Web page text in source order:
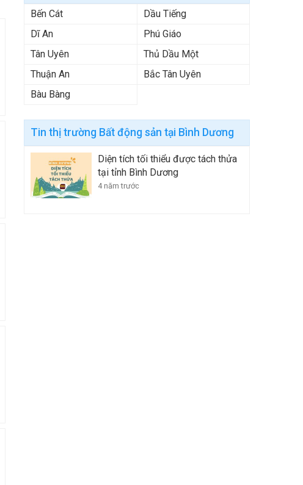
Bến Cát
Dầu Tiếng
Dĩ An
Phú Giáo
Tân Uyên
Thủ Dầu Một
Thuận An
Bắc Tân Uyên
Bàu Bàng
Tin thị trường Bất động sản tại Bình Dương
Diện tích tối thiểu được tách thửa
tại tỉnh Bình Dương
4 năm trước